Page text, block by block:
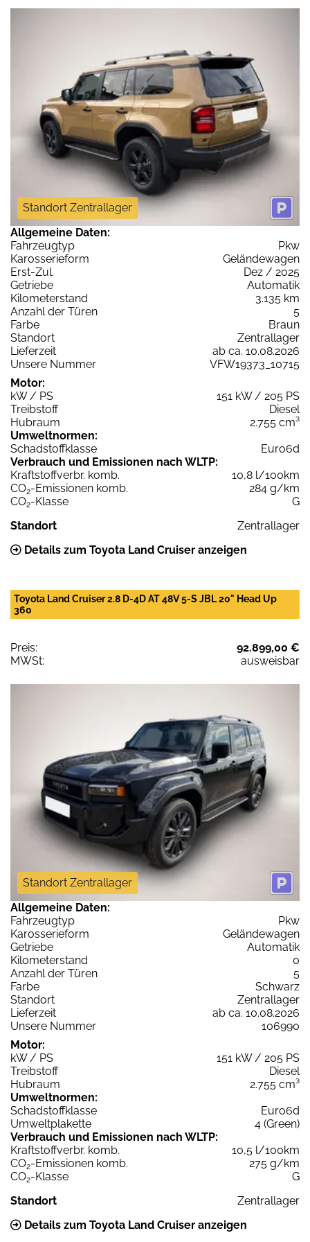
Standort Zentrallager
Allgemeine Daten:
Fahrzeugtyp
Pkw
Karosserieform
Geländewagen
Erst-Zul.
Dez / 2025
Getriebe
Automatik
Kilometerstand
3.135 km
Anzahl der Türen
5
Farbe
Braun
Standort
Zentrallager
Lieferzeit
ab ca. 10.08.2026
Unsere Nummer
VFW19373_10715
Motor:
kW / PS
151 kW / 205 PS
Treibstoff
Diesel
Hubraum
2.755 cm³
Umweltnormen:
Schadstoffklasse
Euro6d
Verbrauch und Emissionen nach WLTP:
Kraftstoffverbr. komb.
10,8 l/100km
CO2-Emissionen komb.
284 g/km
CO2-Klasse
G
Standort
Zentrallager
Details zum Toyota Land Cruiser anzeigen
Toyota Land Cruiser 2.8 D-4D AT 48V 5-S JBL 20" Head Up
360
Preis:
92.899,00 €
MWSt:
ausweisbar
Standort Zentrallager
Allgemeine Daten:
Fahrzeugtyp
Pkw
Karosserieform
Geländewagen
Getriebe
Automatik
Kilometerstand
0
Anzahl der Türen
5
Farbe
Schwarz
Standort
Zentrallager
Lieferzeit
ab ca. 10.08.2026
Unsere Nummer
106990
Motor:
kW / PS
151 kW / 205 PS
Treibstoff
Diesel
Hubraum
2.755 cm³
Umweltnormen:
Schadstoffklasse
Euro6d
Umweltplakette
4 (Green)
Verbrauch und Emissionen nach WLTP:
Kraftstoffverbr. komb.
10,5 l/100km
CO2-Emissionen komb.
275 g/km
CO2-Klasse
G
Standort
Zentrallager
Details zum Toyota Land Cruiser anzeigen